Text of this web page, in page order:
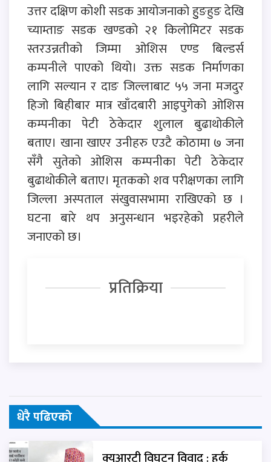
उत्तर दक्षिण कोशी सडक आयोजनाको हुुङहुङ देखि
च्याम्ताङ सडक खण्डको २१ किलोमिटर सडक
स्तरउन्नतीको जिम्मा ओशिस एण्ड बिल्डर्स
कम्पनीले पाएको थियो। उक्त सडक निर्माणका
लागि सल्यान र दाङ जिल्लाबाट ५५ जना मजदुर
हिजो बिहीबार मात्र खाँदबारी आइपुगेको ओशिस
कम्पनीका पेटी ठेकेदार शुलाल बुढाथोकीले
बताए। खाना खाएर उनीहरु एउटै कोठामा ७ जना
सँगै सुतेको ओशिस कम्पनीका पेटी ठेकेदार
बुढाथोकीले बताए। मृतकको शव परीक्षणका लागि
जिल्ला अस्पताल संखुवासभामा राखिएको छ ।
घटना बारे थप अनुसन्धान भइरहेको प्रहरीले
जनाएको छ।
प्रतिक्रिया
धेरै पढिएको